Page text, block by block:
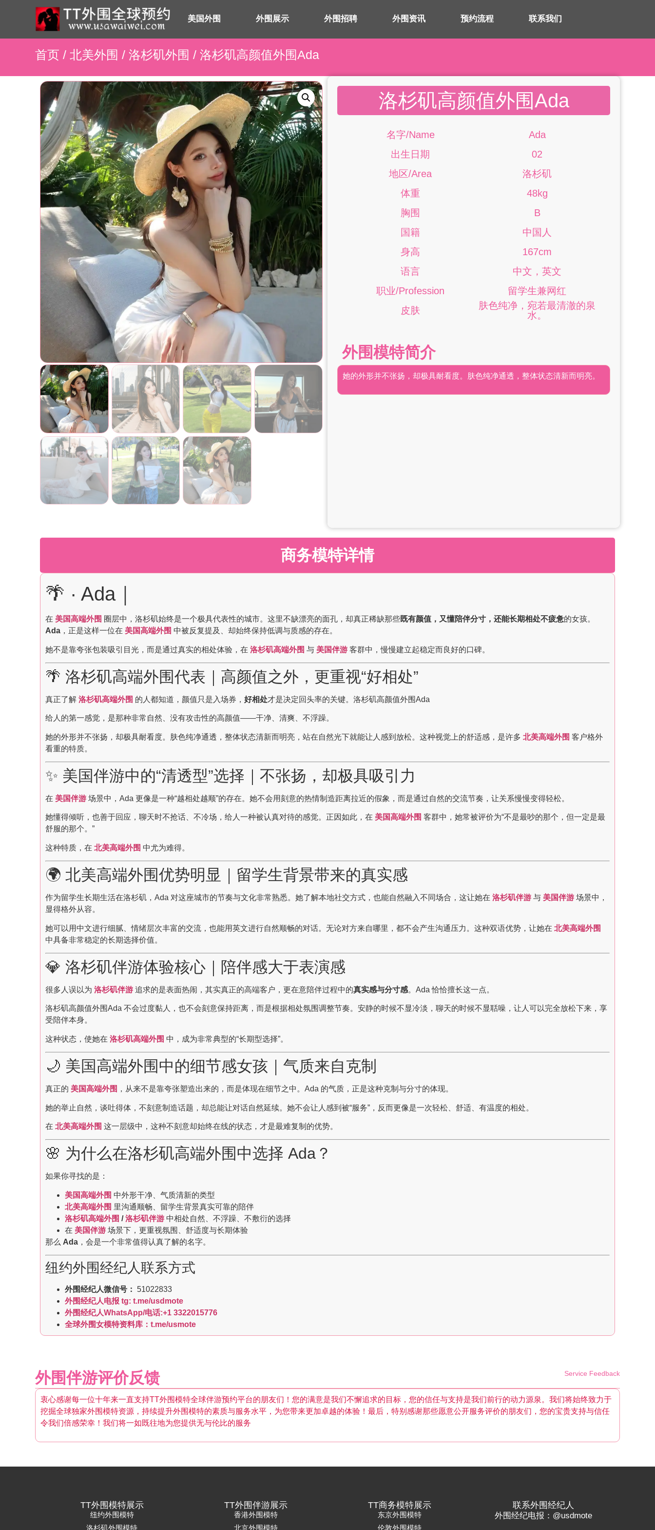
美国外围 外围展示 外围招聘 外围资讯 预约流程 联系我们
首页 / 北美外围 / 洛杉矶外围 / 洛杉矶高颜值外围Ada
洛杉矶高颜值外围Ada
名字/Name
Ada
出生日期
02
地区/Area
洛杉矶
体重
48kg
胸围
B
国籍
中国人
身高
167cm
语言
中文，英文
职业/Profession
留学生兼网红
皮肤
肤色纯净，宛若最清澈的泉
水。
外围模特简介
她的外形并不张扬，却极具耐看度。肤色纯净通透，整体状态清新而明亮。
商务模特详情
🌴 · Ada｜
在 美国高端外围 圈层中，洛杉矶始终是一个极具代表性的城市。这里不缺漂亮的面孔，却真正稀缺那些既有颜值，又懂陪伴分寸，还能长期相处不疲惫的女孩。
Ada ，正是这样一位在 美国高端外围 中被反复提及、却始终保持低调与质感的存在。
她不是靠夸张包装吸引目光，而是通过真实的相处体验，在 洛杉矶高端外围 与 美国伴游 客群中，慢慢建立起稳定而良好的口碑。
🌴 洛杉矶高端外围代表｜高颜值之外，更重视“好相处”
真正了解 洛杉矶高端外围 的人都知道，颜值只是入场券， 好相处才是决定回头率的关键。洛杉矶高颜值外围Ada
给人的第一感觉，是那种非常自然、没有攻击性的高颜值——干净、清爽、不浮躁。
她的外形并不张扬，却极具耐看度。肤色纯净通透，整体状态清新而明亮，站在自然光下就能让人感到放松。这种视觉上的舒适感，是许多 北美高端外围 客户格外
看重的特质。
✨ 美国伴游中的“清透型”选择｜不张扬，却极具吸引力
在 美国伴游 场景中，Ada 更像是一种“越相处越顺”的存在。她不会用刻意的热情制造距离拉近的假象，而是通过自然的交流节奏，让关系慢慢变得轻松。
她懂得倾听，也善于回应，聊天时不抢话、不冷场，给人一种被认真对待的感觉。正因如此，在 美国高端外围 客群中，她常被评价为“不是最吵的那个，但一定是最
舒服的那个。”
这种特质，在 北美高端外围 中尤为难得。
🌍 北美高端外围优势明显｜留学生背景带来的真实感
作为留学生长期生活在洛杉矶，Ada 对这座城市的节奏与文化非常熟悉。她了解本地社交方式，也能自然融入不同场合，这让她在 洛杉矶伴游 与 美国伴游 场景中，
显得格外从容。
她可以用中文进行细腻、情绪层次丰富的交流，也能用英文进行自然顺畅的对话。无论对方来自哪里，都不会产生沟通压力。这种双语优势，让她在 北美高端外围
中具备非常稳定的长期选择价值。
💎 洛杉矶伴游体验核心｜陪伴感大于表演感
很多人误以为 洛杉矶伴游 追求的是表面热闹，其实真正的高端客户，更在意陪伴过程中的真实感与分寸感。Ada 恰恰擅长这一点。
洛杉矶高颜值外围Ada 不会过度黏人，也不会刻意保持距离，而是根据相处氛围调整节奏。安静的时候不显冷淡，聊天的时候不显聒噪，让人可以完全放松下来，享
受陪伴本身。
这种状态，使她在 洛杉矶高端外围 中，成为非常典型的“长期型选择”。
🌙 美国高端外围中的细节感女孩｜气质来自克制
真正的 美国高端外围 ，从来不是靠夸张塑造出来的，而是体现在细节之中。Ada 的气质，正是这种克制与分寸的体现。
她的举止自然，谈吐得体，不刻意制造话题，却总能让对话自然延续。她不会让人感到被“服务”，反而更像是一次轻松、舒适、有温度的相处。
在 北美高端外围 这一层级中，这种不刻意却始终在线的状态，才是最难复制的优势。
🌸 为什么在洛杉矶高端外围中选择 Ada？
如果你寻找的是：
美国高端外围 中外形干净、气质清新的类型
北美高端外围 里沟通顺畅、留学生背景真实可靠的陪伴
洛杉矶高端外围 /洛杉矶伴游 中相处自然、不浮躁、不敷衍的选择
在 美国伴游 场景下，更重视氛围、舒适度与长期体验
那么 Ada ，会是一个非常值得认真了解的名字。
纽约外围经纪人联系方式
外围经纪人微信号： 51022833
外围经纪人电报 tg: t.me/usdmote
外围经纪人WhatsApp/电话:+1 3322015776
全球外围女模特资料库：t.me/usmote
外围伴游评价反馈 Service Feedback
衷心感谢每一位十年来一直支持TT外围模特全球伴游预约平台的朋友们！您的满意是我们不懈追求的目标，您的信任与支持是我们前行的动力源泉。我们将始终致力于
挖掘全球独家外围模特资源，持续提升外围模特的素质与服务水平，为您带来更加卓越的体验！最后，特别感谢那些愿意公开服务评价的朋友们，您的宝贵支持与信任
令我们倍感荣幸！我们将一如既往地为您提供无与伦比的服务
TT外围模特展示
纽约外围模特
洛杉矶外围模特
TT外围伴游展示
香港外围模特
北京外围模特
TT商务模特展示
东京外围模特
伦敦外围模特
联系外围经纪人
外围经纪电报：@usdmote